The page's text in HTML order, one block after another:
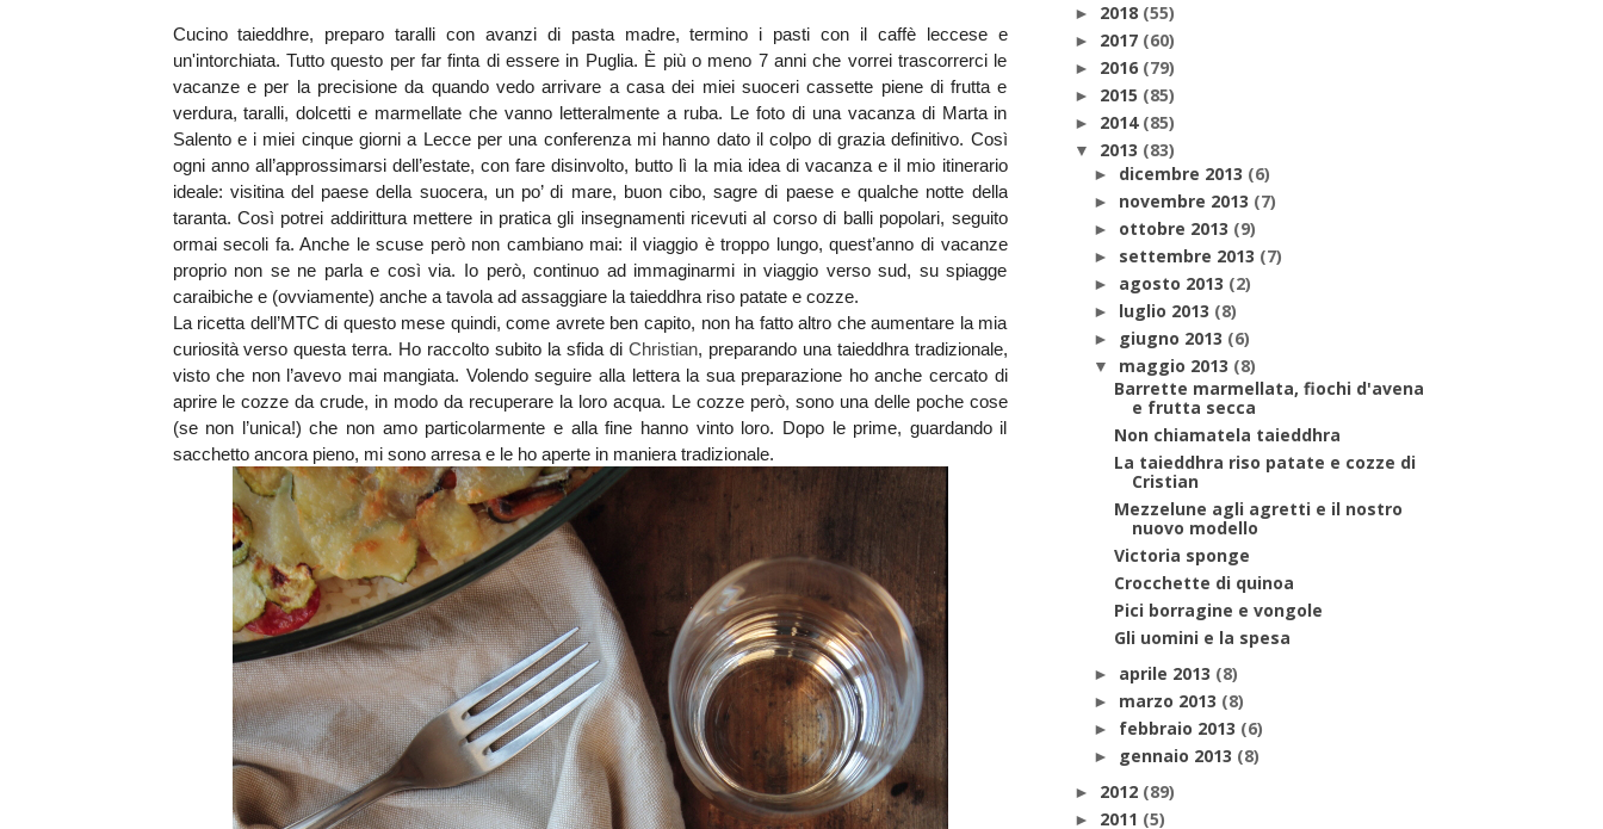
Cucino taieddhre, preparo taralli con avanzi di pasta madre, termino i pasti con il caffè leccese e
un'intorchiata. Tutto questo per far finta di essere in Puglia. È più o meno 7 anni che vorrei trascorrerci le
vacanze e per la precisione da quando vedo arrivare a casa dei miei suoceri cassette piene di frutta e
verdura, taralli, dolcetti e marmellate che vanno letteralmente a ruba. Le foto di una vacanza di Marta in
Salento e i miei cinque giorni a Lecce per una conferenza mi hanno dato il colpo di grazia definitivo. Così
ogni anno all’approssimarsi dell’estate, con fare disinvolto, butto lì la mia idea di vacanza e il mio itinerario
ideale: visitina del paese della suocera, un po’ di mare, buon cibo, sagre di paese e qualche notte della
taranta. Così potrei addirittura mettere in pratica gli insegnamenti ricevuti al corso di balli popolari, seguito
ormai secoli fa. Anche le scuse però non cambiano mai: il viaggio è troppo lungo, quest’anno di vacanze
proprio non se ne parla e così via. Io però, continuo ad immaginarmi in viaggio verso sud, su spiagge
caraibiche e (ovviamente) anche a tavola ad assaggiare la taieddhra riso patate e cozze.
La ricetta dell’MTC di questo mese quindi, come avrete ben capito, non ha fatto altro che aumentare la mia
curiosità verso questa terra. Ho raccolto subito la sfida di Christian, preparando una taieddhra tradizionale,
visto che non l’avevo mai mangiata. Volendo seguire alla lettera la sua preparazione ho anche cercato di
aprire le cozze da crude, in modo da recuperare la loro acqua. Le cozze però, sono una delle poche cose
(se non l’unica!) che non amo particolarmente e alla fine hanno vinto loro. Dopo le prime, guardando il
sacchetto ancora pieno, mi sono arresa e le ho aperte in maniera tradizionale.
► 2018 (55)
► 2017 (60)
► 2016 (79)
► 2015 (85)
► 2014 (85)
▼ 2013 (83)
► dicembre 2013 (6)
► novembre 2013 (7)
► ottobre 2013 (9)
► settembre 2013 (7)
► agosto 2013 (2)
► luglio 2013 (8)
► giugno 2013 (6)
▼ maggio 2013 (8)
Barrette marmellata, fiochi d'avena
e frutta secca
Non chiamatela taieddhra
La taieddhra riso patate e cozze di
Cristian
Mezzelune agli agretti e il nostro
nuovo modello
Victoria sponge
Crocchette di quinoa
Pici borragine e vongole
Gli uomini e la spesa
► aprile 2013 (8)
► marzo 2013 (8)
► febbraio 2013 (6)
► gennaio 2013 (8)
► 2012 (89)
► 2011 (5)